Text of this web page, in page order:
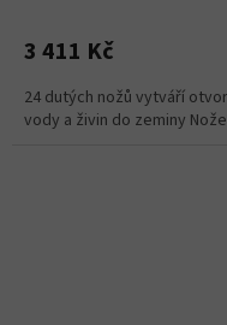
3 411 Kč
24 dutých nožů vytváří
vody a živin do zeminy